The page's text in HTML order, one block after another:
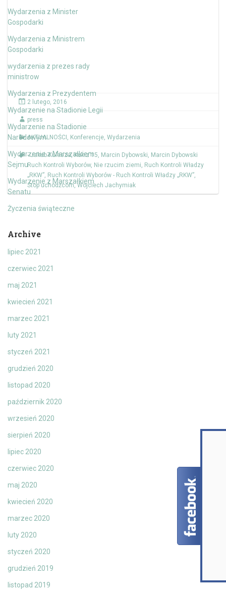
Wydarzenia z Minister
Gospodarki
Wydarzenia z Ministrem
Gospodarki
wydarzenia z prezes rady
ministrow
Wydarzenia z Prezydentem
Wydarzenie na Stadionie Legii
Wydarzenie na Stadionie
Narodowym
Wydarzenie z Marszałkiem
Sejmu
Wydarzenie z Marszałkiem
Senatu
Życzenia świąteczne
Archive
lipiec 2021
czerwiec 2021
maj 2021
kwiecień 2021
marzec 2021
luty 2021
styczeń 2021
grudzień 2020
listopad 2020
październik 2020
wrzesień 2020
sierpień 2020
lipiec 2020
czerwiec 2020
maj 2020
kwiecień 2020
marzec 2020
luty 2020
styczeń 2020
grudzień 2019
listopad 2019
2 lutego, 2016
press
AKTUALNOŚCI , Konferencje, Wydarzenia
- Jakub Kulesza,Kukiz'15, Marcin Dybowski, Marcin Dybowski
Ruch Kontroli Wyborów, Nie rzucim ziemi, Ruch Kontroli Władzy
„RKW”, Ruch Kontroli Wyborów - Ruch Kontroli Władzy „RKW”,
Stop uchodźcom,Wojciech Jachymiak